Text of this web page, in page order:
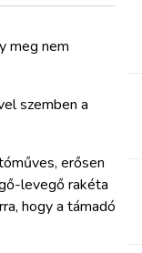
meg nem
szemben a
erősen
levegő rakéta
hogy a támadó